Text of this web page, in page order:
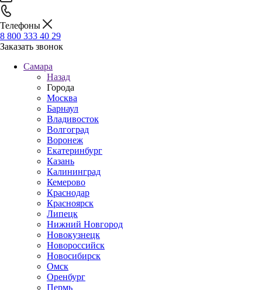
Телефоны
8 800 333 40 29
Заказать звонок
Самара
Назад
Города
Москва
Барнаул
Владивосток
Волгоград
Воронеж
Екатеринбург
Казань
Калининград
Кемерово
Краснодар
Красноярск
Липецк
Нижний Новгород
Новокузнецк
Новороссийск
Новосибирск
Омск
Оренбург
Пермь